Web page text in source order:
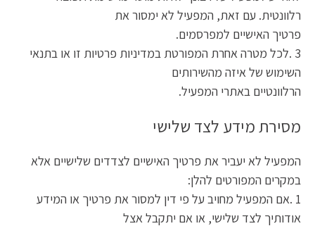
רלוונטית. עם זאת, המפעיל לא ימסור את
פרטיך האישיים למפרסמים.
3 .לכל מטרה אחרת המפורטת במדיניות פרטיות זו או בתנאי
השימוש של איזה מהשירותים
הרלוונטיים באתרי המפעיל.
מסירת מידע לצד שלישי
המפעיל לא יעביר את פרטיך האישיים לצדדים שלישיים אלא
במקרים המפורטים להלן:
1 .אם המפעיל מחויב על פי דין למסור את פרטיך או המידע
אודותיך לצד שלישי, או אם יתקבל אצל